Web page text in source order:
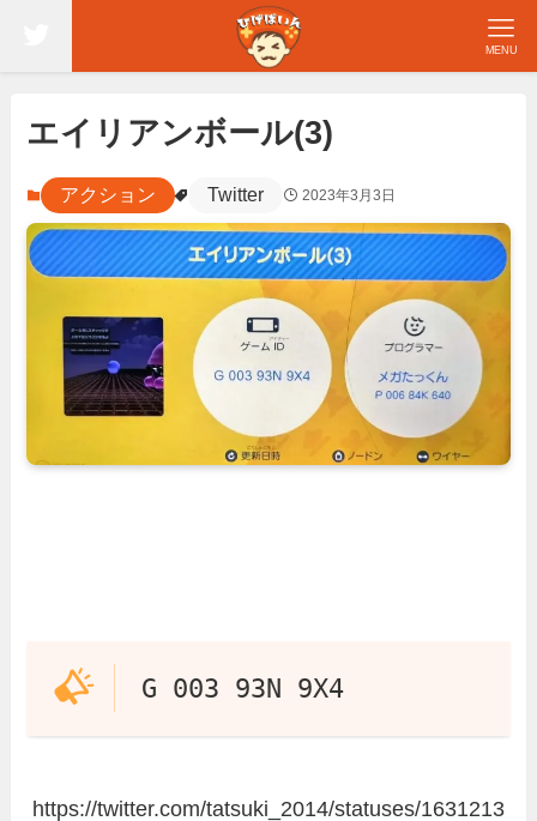
MENU
エイリアンボール(3)
アクション Twitter 2023年3月3日
G 003 93N 9X4
https://twitter.com/tatsuki_2014/statuses/1631213